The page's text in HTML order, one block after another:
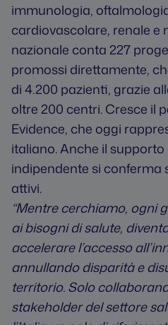
immunologia,
cardiovascolare, renale e
nazionale conta 227
promossi direttamente,
di 4.200 pazienti, grazie
oltre 200 centri. Cresce il
Evidence, che oggi
italiano. Anche il
indipendente si conferma
attivi.
“Mentre cerchiamo, ogni
ai bisogni di salute,
accelerare l’accesso
annullando disparità e
territorio. Solo
stakeholder del settore